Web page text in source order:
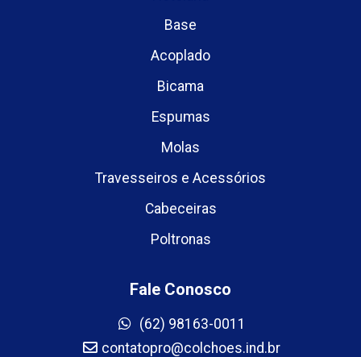
Base
Acoplado
Bicama
Espumas
Molas
Travesseiros e Acessórios
Cabeceiras
Poltronas
Fale Conosco
(62) 98163-0011
contatopro@colchoes.ind.br